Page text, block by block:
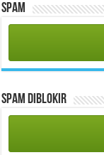
Spam
Spam Diblokir